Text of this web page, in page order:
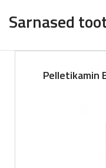
Sarnased
Pelletikamin